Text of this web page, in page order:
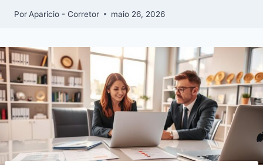
Por Aparicio - Corretor maio 26, 2026